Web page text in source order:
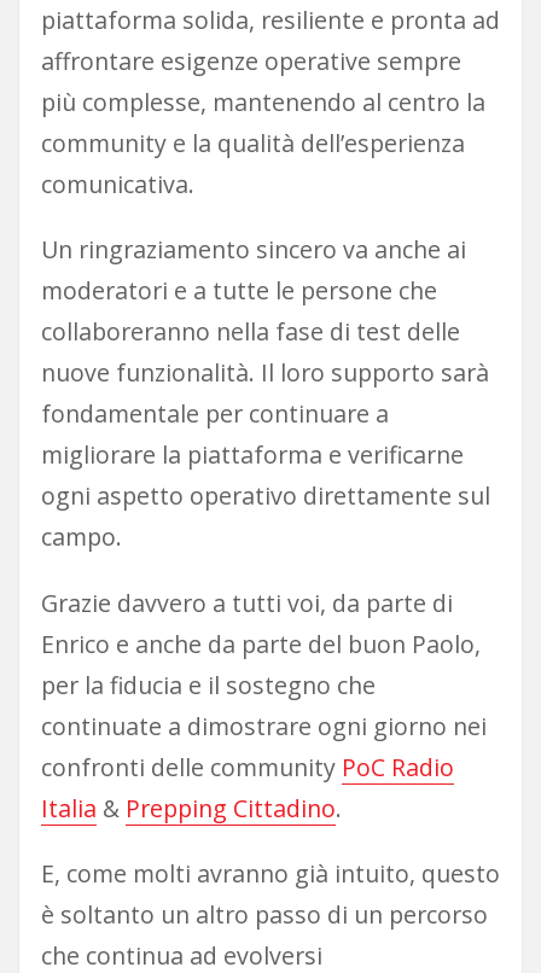
piattaforma solida, resiliente e pronta ad
affrontare esigenze operative sempre
più complesse, mantenendo al centro la
community e la qualità dell’esperienza
comunicativa.
Un ringraziamento sincero va anche ai
moderatori e a tutte le persone che
collaboreranno nella fase di test delle
nuove funzionalità. Il loro supporto sarà
fondamentale per continuare a
migliorare la piattaforma e verificarne
ogni aspetto operativo direttamente sul
campo.
Grazie davvero a tutti voi, da parte di
Enrico e anche da parte del buon Paolo,
per la fiducia e il sostegno che
continuate a dimostrare ogni giorno nei
confronti delle community PoC Radio
Italia & Prepping Cittadino.
E, come molti avranno già intuito, questo
è soltanto un altro passo di un percorso
che continua ad evolversi